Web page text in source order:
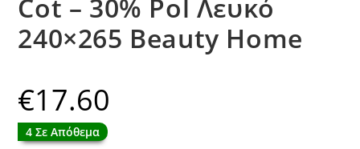
Cot – 30% Pol Λευκό
240×265 Beauty Home
€17.60
4 Σε Απόθεμα